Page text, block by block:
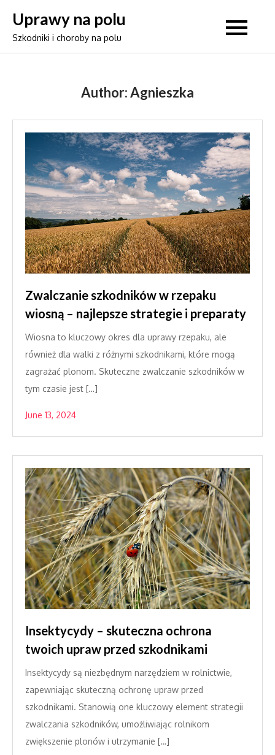
content
Uprawy na polu
Szkodniki i choroby na polu
Author:Agnieszka
Zwalczanie szkodników w rzepaku
wiosną – najlepsze strategie i preparaty
Wiosna to kluczowy okres dla uprawy rzepaku, ale
również dla walki z różnymi szkodnikami, które mogą
zagrażać plonom. Skuteczne zwalczanie szkodników w
tym czasie jest […]
June 13, 2024
Insektycydy – skuteczna ochrona
twoich upraw przed szkodnikami
Insektycydy są niezbędnym narzędziem w rolnictwie,
zapewniając skuteczną ochronę upraw przed
szkodnikami. Stanowią one kluczowy element strategii
zwalczania szkodników, umożliwiając rolnikom
zwiększenie plonów i utrzymanie […]